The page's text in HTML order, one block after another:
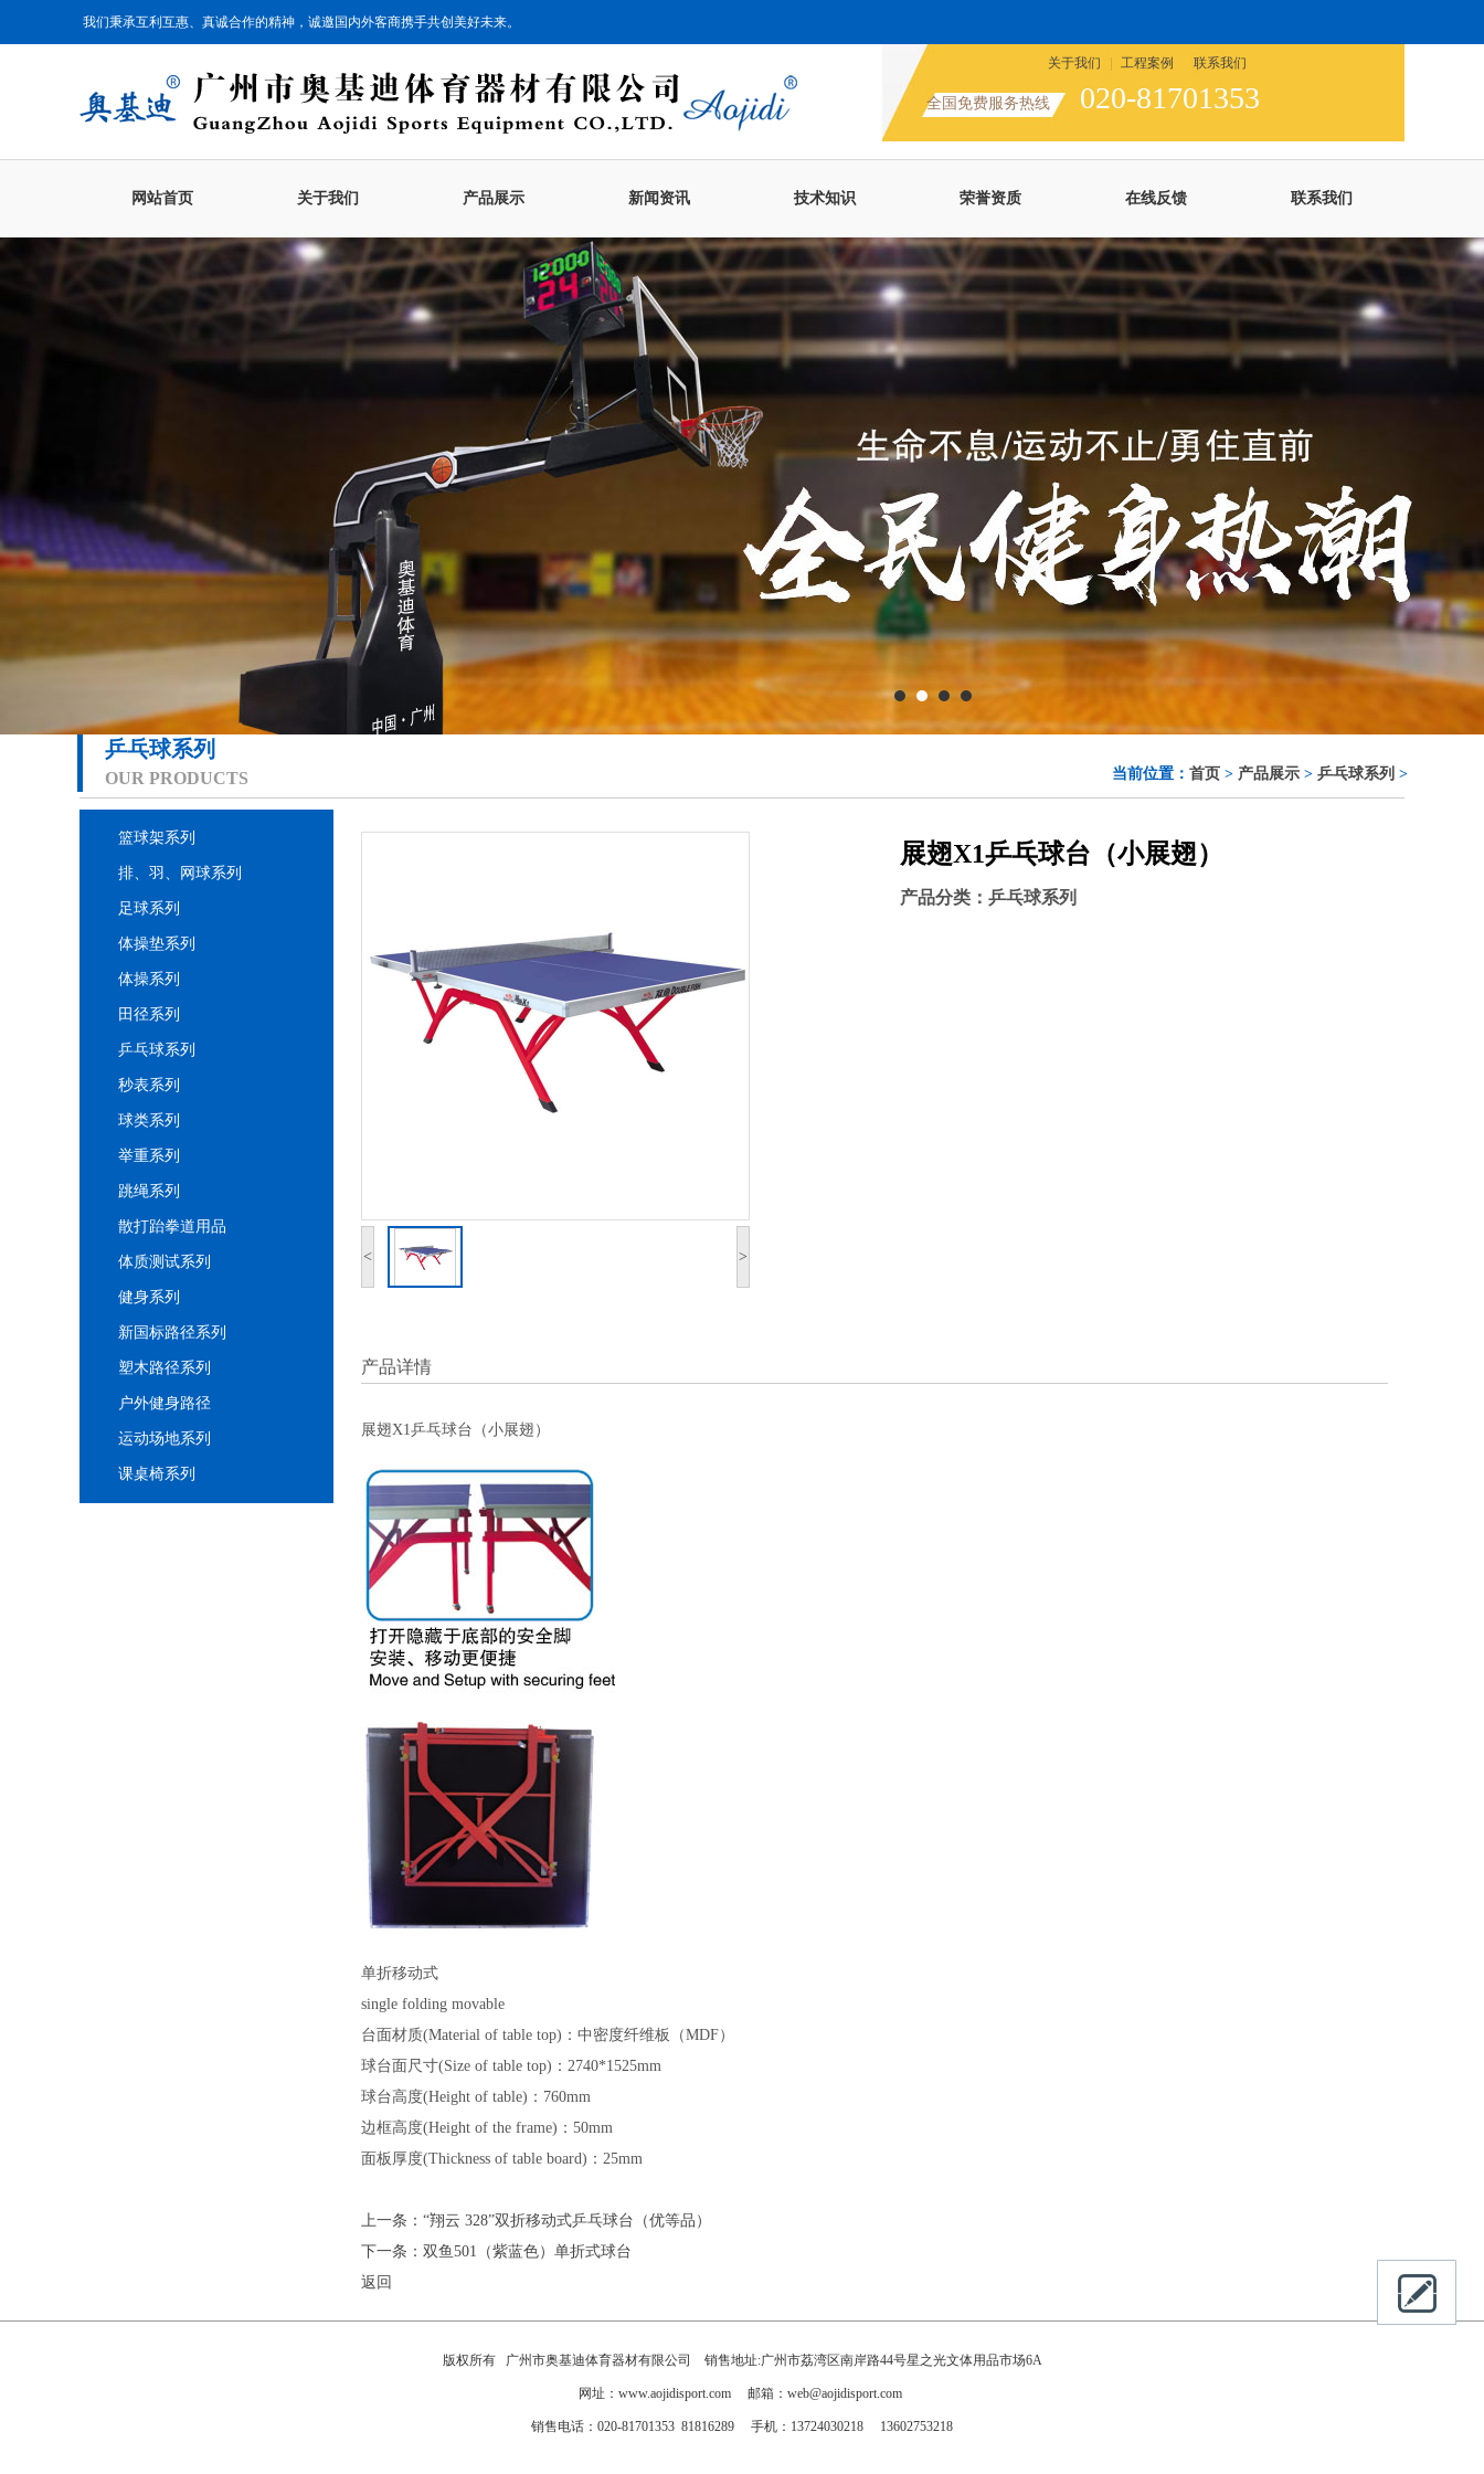
我们秉承互利互惠、真诚合作的精神，诚邀国内外客商携手共创美好未来。
关于我们 工程案例 联系我们
全国免费服务热线 020-81701353
网站首页 关于我们 产品展示 新闻资讯 技术知识 荣誉资质 在线反馈 联系我们
乒乓球系列
OUR PRODUCTS 当前位置： 首页> 产品展示> 乒乓球系列 >
篮球架系列
排、羽、网球系列
足球系列
体操垫系列
体操系列
田径系列
乒乓球系列
秒表系列
球类系列
举重系列
跳绳系列
散打跆拳道用品
体质测试系列
健身系列
新国标路径系列
塑木路径系列
户外健身路径
运动场地系列
课桌椅系列
< >
展翅X1乒乓球台（小展翅）
产品分类：乒乓球系列
产品详情
展翅X1乒乓球台（小展翅）
单折移动式
single folding movable
台面材质(Material of table top)：中密度纤维板（MDF）
球台面尺寸(Size of table top)：2740*1525mm
球台高度(Height of table)：760mm
边框高度(Height of the frame)：50mm
面板厚度(Thickness of table board)：25mm
上一条：“翔云 328”双折移动式乒乓球台（优等品）
下一条：双鱼501（紫蓝色）单折式球台
返回
版权所有 广州市奥基迪体育器材有限公司 销售地址:广州市荔湾区南岸路44号星之光文体用品市场6A
网址：www.aojidisport.com 邮箱：web@aojidisport.com
销售电话：020-81701353 81816289 手机：13724030218 13602753218